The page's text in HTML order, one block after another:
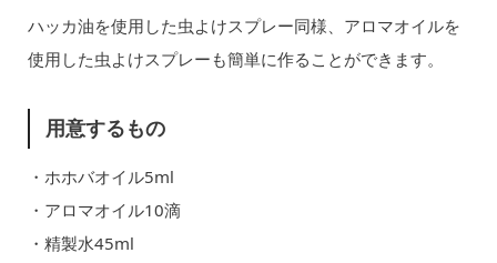
ハッカ油を使用した虫よけスプレー同様、アロマオイルを
使用した虫よけスプレーも簡単に作ることができます。
用意するもの
・ホホバオイル5ml
・アロマオイル10滴
・精製水45ml